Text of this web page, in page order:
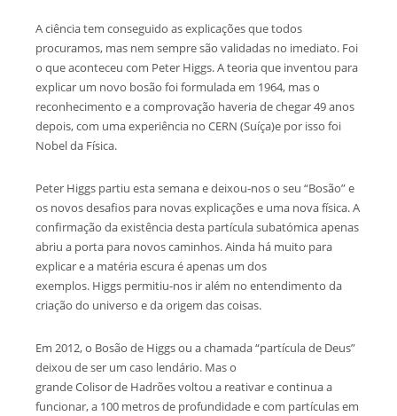
A ciência tem conseguido as explicações que todos
procuramos, mas nem sempre são validadas no imediato. Foi
o que aconteceu com Peter Higgs. A teoria que inventou para
explicar um novo bosão foi formulada em 1964, mas o
reconhecimento e a comprovação haveria de chegar 49 anos
depois, com uma experiência no CERN (Suíça)e por isso foi
Nobel da Física.
Peter Higgs partiu esta semana e deixou-nos o seu “Bosão” e
os novos desafios para novas explicações e uma nova física. A
confirmação da existência desta partícula subatómica apenas
abriu a porta para novos caminhos. Ainda há muito para
explicar e a matéria escura é apenas um dos
exemplos. Higgs permitiu-nos ir além no entendimento da
criação do universo e da origem das coisas.
Em 2012, o Bosão de Higgs ou a chamada “partícula de Deus”
deixou de ser um caso lendário. Mas o
grande Colisor de Hadrões voltou a reativar e continua a
funcionar, a 100 metros de profundidade e com partículas em